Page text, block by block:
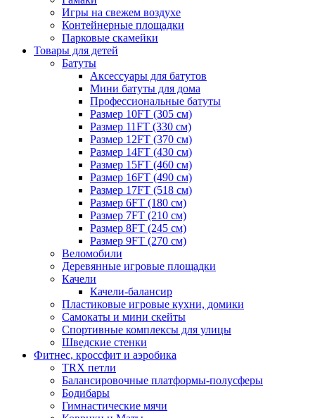
Игры на свежем воздухе
Контейнерные площадки
Парковые скамейки
Товары для детей
Батуты
Аксессуары для батутов
Мини батуты для дома
Профессиональные батуты
Размер 10FT (305 см)
Размер 11FT (330 см)
Размер 12FT (370 см)
Размер 14FT (430 см)
Размер 15FT (460 см)
Размер 16FT (490 см)
Размер 17FT (518 см)
Размер 6FT (180 см)
Размер 7FT (210 см)
Размер 8FT (245 см)
Размер 9FT (270 см)
Веломобили
Деревянные игровые площадки
Качели
Качели-балансир
Пластиковые игровые кухни, домики
Самокаты и мини скейты
Спортивные комплексы для улицы
Шведские стенки
Фитнес, кроссфит и аэробика
TRX петли
Балансировочные платформы-полусферы
Бодибары
Гимнастические мячи